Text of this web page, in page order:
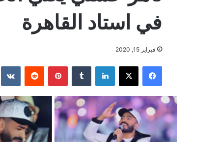
في استاد القاهرة
فبراير 15, 2020
فيسبوك ‫X لينكدإن بينتيريست